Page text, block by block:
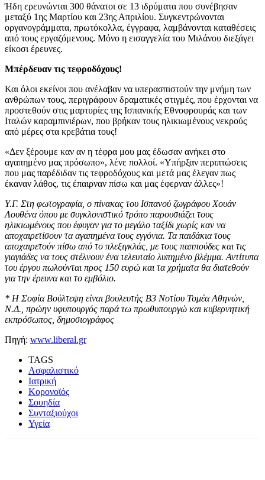
Ήδη ερευνώνται 300 θάνατοι σε 13 ιδρύματα που συνέβησαν
μεταξύ 1ης Μαρτίου και 23ης Απριλίου. Συγκεντρώνονται
οργανογράμματα, πρωτόκολλα, έγγραφα, λαμβάνονται καταθέσεις
από τους εργαζόμενους. Μόνο η εισαγγελία του Μιλάνου διεξάγει
είκοσι έρευνες.
Μπέρδευαν τις τεφροδόχους!
Και όλοι εκείνοι που ανέλαβαν να υπερασπιστούν την μνήμη των
ανθρώπων τους, περιγράφουν δραματικές στιγμές, που έρχονται να
προστεθούν στις μαρτυρίες της Ισπανικής Εθνοφρουράς και των
Ιταλών καραμπινιέρων, που βρήκαν τους ηλικιωμένους νεκρούς
από μέρες στα κρεβάτια τους!
«Δεν ξέρουμε καν αν η τέφρα μου μας έδωσαν ανήκει στο
αγαπημένο μας πρόσωπο», λένε πολλοί. «Υπήρξαν περιπτώσεις
που μας παρέδιδαν τις τεφροδόχους και μετά μας έλεγαν πως
έκαναν λάθος, τις έπαιρναν πίσω και μας έφερναν άλλες»!
Υ.Γ. Στη φωτογραφία, ο πίνακας του Ισπανού ζωγράφου Χουάν
Λουθένα όπου με συγκλονιστικό τρόπο παρουσιάζει τους
ηλικιωμένους που έφυγαν για το μεγάλο ταξίδι χωρίς καν να
αποχαιρετίσουν τα αγαπημένα τους εγγόνια. Τα παιδάκια τους
αποχαιρετούν πίσω από το πλεξιγκλάς, με τους παππούδες και τις
γιαγιάδες να τους στέλνουν ένα τελευταίο λυπημένο βλέμμα. Αντίτυπα
του έργου πωλούνται προς 150 ευρώ και τα χρήματα θα διατεθούν
για την έρευνα και το εμβόλιο.
* H Σοφία Βούλτεψη είναι βουλευτής Β3 Νοτίου Τομέα Αθηνών,
Ν.Δ., πρώην υφυπουργός παρά τω πρωθυπουργώ και κυβερνητική
εκπρόσωπος, δημοσιογράφος
Πηγή: www.liberal.gr
TAGS
Ασφαλιστικό
Ιατρική
Κορονοϊός
Σουηδία
Συνταξιούχοι
Υγεία